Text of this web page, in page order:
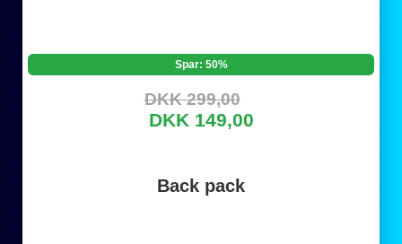
Spar: 50%
DKK 299,00
DKK 149,00
Back pack